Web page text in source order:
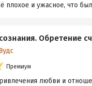
плохое и ужасное, что
Обретение
Премиум
любви и